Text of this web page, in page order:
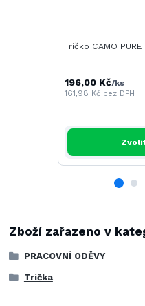
Tričko CAMO
196,00 Kč/ks
161,98 Kč bez DPH
Zboží zařazeno v
PRACOVNÍ ODĚVY
Trička